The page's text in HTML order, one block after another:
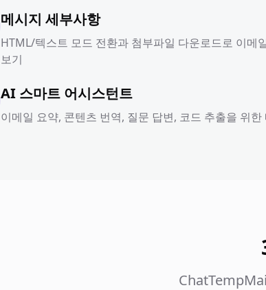
메시지 세부사항
HTML/텍스트 모드 전환과 첨부파일 다운로드로 이메
보기
AI 스마트 어시스턴트
이메일 요약, 콘텐츠 번역, 질문 답변, 코드 추출을 위한